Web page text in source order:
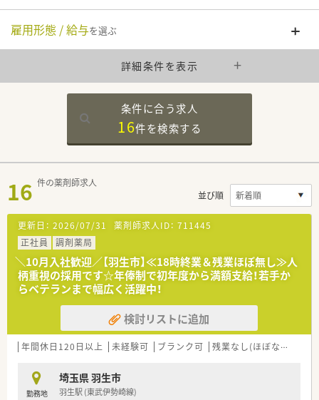
雇用形態 / 給与を選ぶ
詳細条件を表示
条件に合う求人
16件を検索する
16 件の薬剤師求人
並び順
更新日： 2026/07/31 薬剤師求人ID： 711445
正社員
調剤薬局
＼10月入社歓迎／【羽生市】≪18時終業＆残業ほぼ無し≫人
柄重視の採用です☆年俸制で初年度から満額支給！若手か
らベテランまで幅広く活躍中！
検討リストに追加
年間休日120日以上 未経験可 ブランク可 残業なし(ほぼなし含む)
勤務地
埼玉県 羽生市
羽生駅 (東武伊勢崎線)